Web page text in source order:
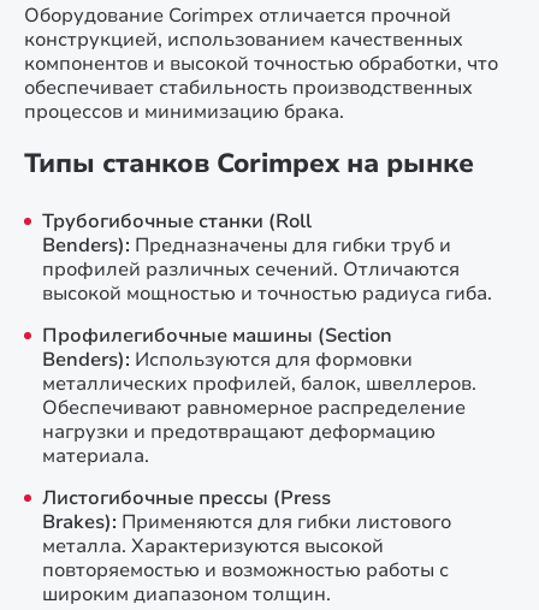
Оборудование Corimpex отличается прочной
конструкцией, использованием качественных
компонентов и высокой точностью обработки, что
обеспечивает стабильность производственных
процессов и минимизацию брака.
Типы станков Corimpex на рынке
Трубогибочные станки (Roll
Benders): Предназначены для гибки труб и
профилей различных сечений. Отличаются
высокой мощностью и точностью радиуса гиба.
Профилегибочные машины (Section
Benders): Используются для формовки
металлических профилей, балок, швеллеров.
Обеспечивают равномерное распределение
нагрузки и предотвращают деформацию
материала.
Листогибочные прессы (Press
Brakes): Применяются для гибки листового
металла. Характеризуются высокой
повторяемостью и возможностью работы с
широким диапазоном толщин.